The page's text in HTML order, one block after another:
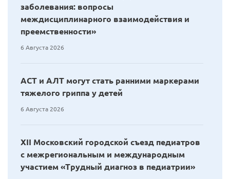
заболевания: вопросы
междисциплинарного взаимодействия и
преемственности»
6 Августа 2026
АСТ и АЛТ могут стать ранними маркерами
тяжелого гриппа у детей
6 Августа 2026
XII Московский городской съезд педиатров
с межрегиональным и международным
участием «Трудный диагноз в педиатрии»